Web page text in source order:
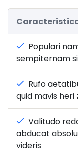
Populari
sempiternam
Rufo
quid mavis heri
Valitudo
abducat
videris